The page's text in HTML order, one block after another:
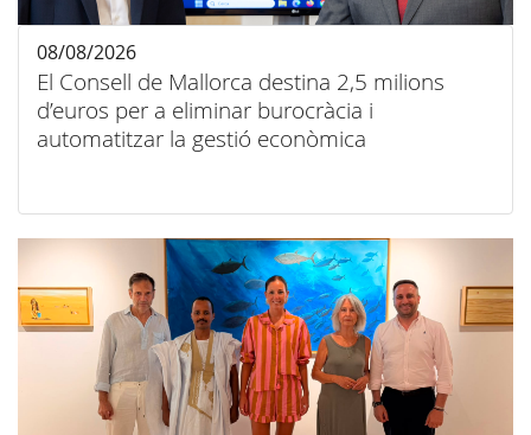
El Consell de Mallorca destina 2,5 milions
d’euros per a eliminar burocràcia i
automatitzar la gestió econòmica
08/08/2026